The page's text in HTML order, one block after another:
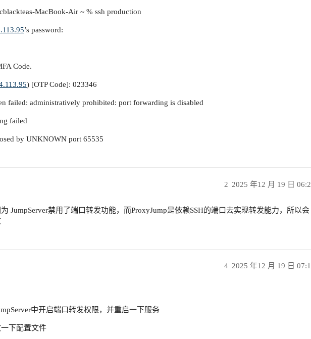
MacBook-Air ~ % ssh production
’s password:
Code.
) [OTP Code]: 023346
failed: administratively prohibited: port forwarding is disabled
failed
by UNKNOWN port 65535
2025 年12 月 19 日
2
JumpServer禁用了端口转发功能，而ProxyJump是依赖SSH的端口去实现转发能力，所以会
2025 年12 月 19 日
4
中开启端口转发权限，并重启一下服务
下配置文件